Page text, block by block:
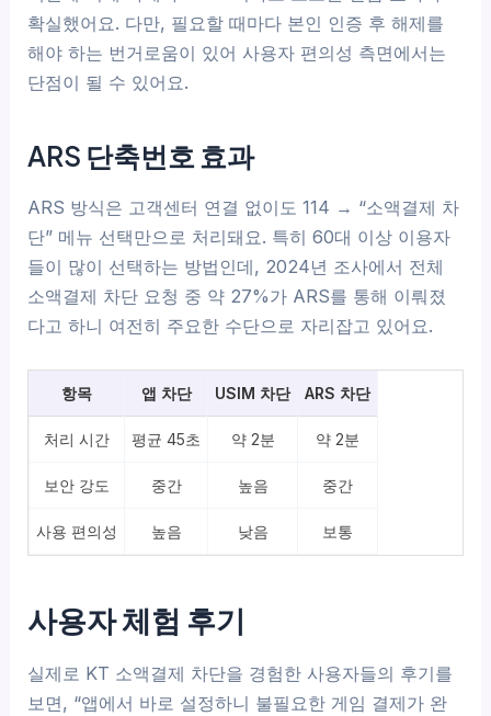
확실했어요. 다만, 필요할 때마다 본인 인증 후 해제를
해야 하는 번거로움이 있어 사용자 편의성 측면에서는
단점이 될 수 있어요.
ARS 단축번호 효과
ARS 방식은 고객센터 연결 없이도 114 → “소액결제 차
단” 메뉴 선택만으로 처리돼요. 특히 60대 이상 이용자
들이 많이 선택하는 방법인데, 2024년 조사에서 전체
소액결제 차단 요청 중 약 27%가 ARS를 통해 이뤄졌
다고 하니 여전히 주요한 수단으로 자리잡고 있어요.
항목 앱 차단 USIM 차단 ARS 차단
처리 시간 평균 45초 약 2분 약 2분
보안 강도 중간 높음 중간
사용 편의성 높음 낮음 보통
사용자 체험 후기
실제로 KT 소액결제 차단을 경험한 사용자들의 후기를
보면, “앱에서 바로 설정하니 불필요한 게임 결제가 완